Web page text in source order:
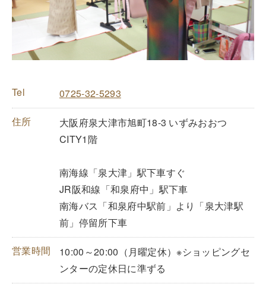
Tel 0725-32-5293
住所
大阪府泉大津市旭町18-3 いずみおおつ
CITY1階
南海線「泉大津」駅下車すぐ
JR阪和線「和泉府中」駅下車
南海バス「和泉府中駅前」より「泉大津駅
前」停留所下車
営業時間
10:00～20:00（月曜定休）※ショッピングセ
ンターの定休日に準ずる